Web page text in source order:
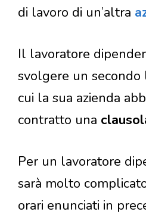
di lavoro di un’altra
Il lavoratore
svolgere un secondo
cui la sua azienda
contratto una
Per un lavoratore
sarà molto
orari enunciati in